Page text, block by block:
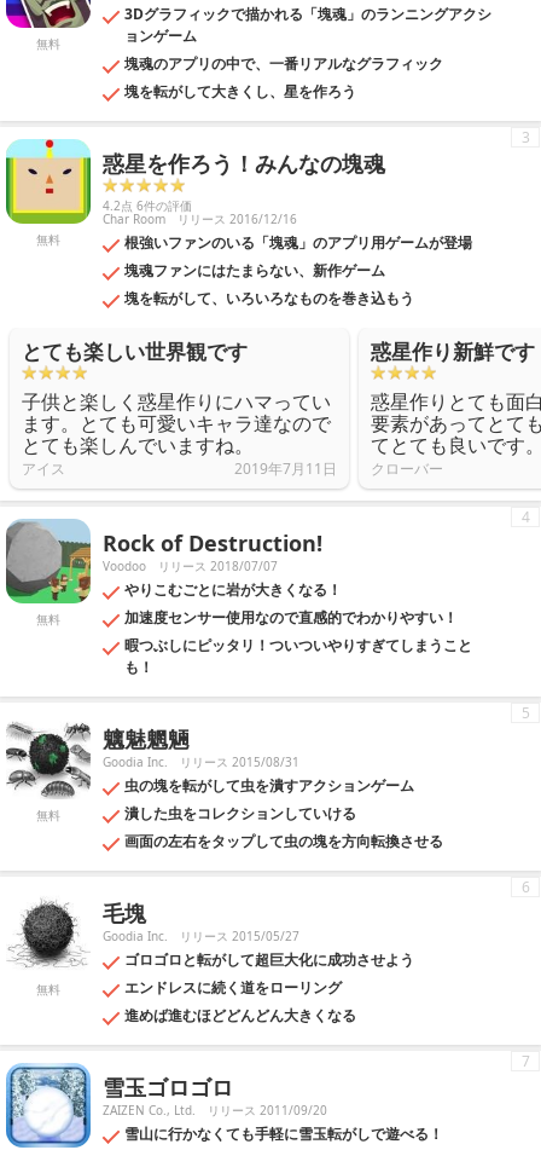
無料
3Dグラフィックで描かれる「塊魂」のランニングアクシ
ョンゲーム
塊魂のアプリの中で、一番リアルなグラフィック
塊を転がして大きくし、星を作ろう
無料
惑星を作ろう！みんなの塊魂
4.2点 6件の評価
Char Room リリース 2016/12/16
根強いファンのいる「塊魂」のアプリ用ゲームが登場
塊魂ファンにはたまらない、新作ゲーム
塊を転がして、いろいろなものを巻き込もう
3
とても楽しい世界観です
子供と楽しく惑星作りにハマってい
ます。とても可愛いキャラ達なので
とても楽しんでいますね。
アイス 2019年7月11日
惑星作り新鮮です
惑星作りとても面
要素があってとて
てとても良いです
クローバー
無料
Rock of Destruction!
Voodoo リリース 2018/07/07
やりこむごとに岩が大きくなる！
加速度センサー使用なので直感的でわかりやすい！
暇つぶしにピッタリ！ついついやりすぎてしまうこと
も！
4
無料
魑魅魍魎
Goodia Inc. リリース 2015/08/31
虫の塊を転がして虫を潰すアクションゲーム
潰した虫をコレクションしていける
画面の左右をタップして虫の塊を方向転換させる
5
無料
毛塊
Goodia Inc. リリース 2015/05/27
ゴロゴロと転がして超巨大化に成功させよう
エンドレスに続く道をローリング
進めば進むほどどんどん大きくなる
6
雪玉ゴロゴロ
ZAIZEN Co., Ltd. リリース 2011/09/20
雪山に行かなくても手軽に雪玉転がしで遊べる！
7